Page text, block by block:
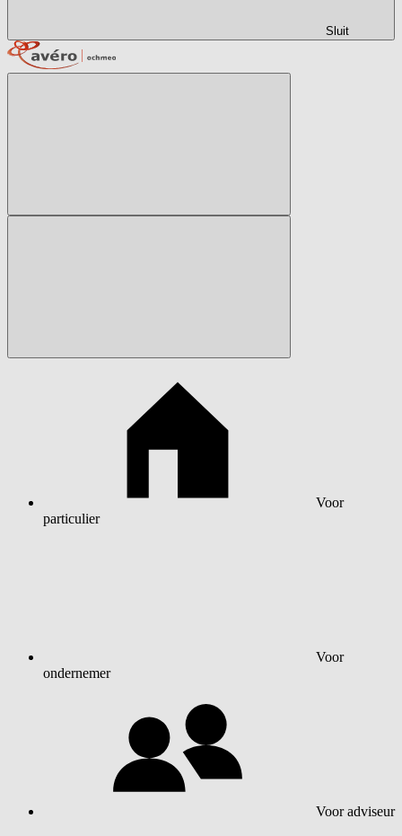
Sluit
Voor
particulier
Voor
ondernemer
Voor adviseur